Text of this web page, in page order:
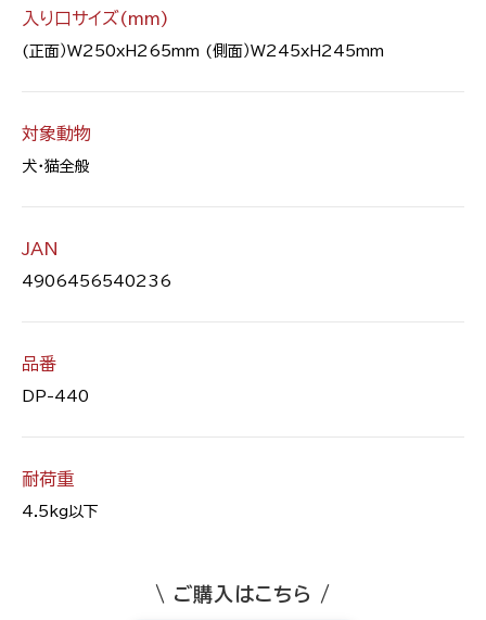
入り口サイズ(mm)
(正面）W250xH265mm (側面）W245xH245mm
対象動物
犬・猫全般
JAN
4906456540236
品番
DP-440
耐荷重
4.5kg以下
\ ご購入はこちら /